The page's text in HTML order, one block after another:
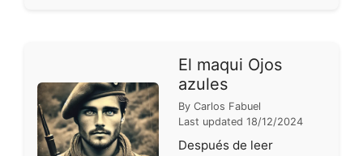
El maqui Ojos
azules
By Carlos Fabuel
Last updated 18/12/2024
Después de leer